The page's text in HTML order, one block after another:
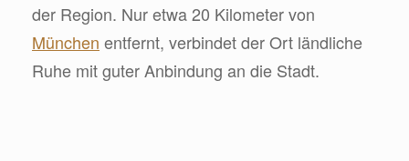
der Region. Nur etwa 20 Kilometer von
München entfernt, verbindet der Ort ländliche
Ruhe mit guter Anbindung an die Stadt.